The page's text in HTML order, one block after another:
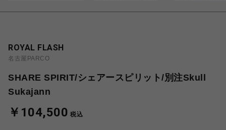
ROYAL FLASH
名古屋PARCO
SHARE SPIRIT/シェアースピリット/別注Skull
Sukajann
￥104,500 税込